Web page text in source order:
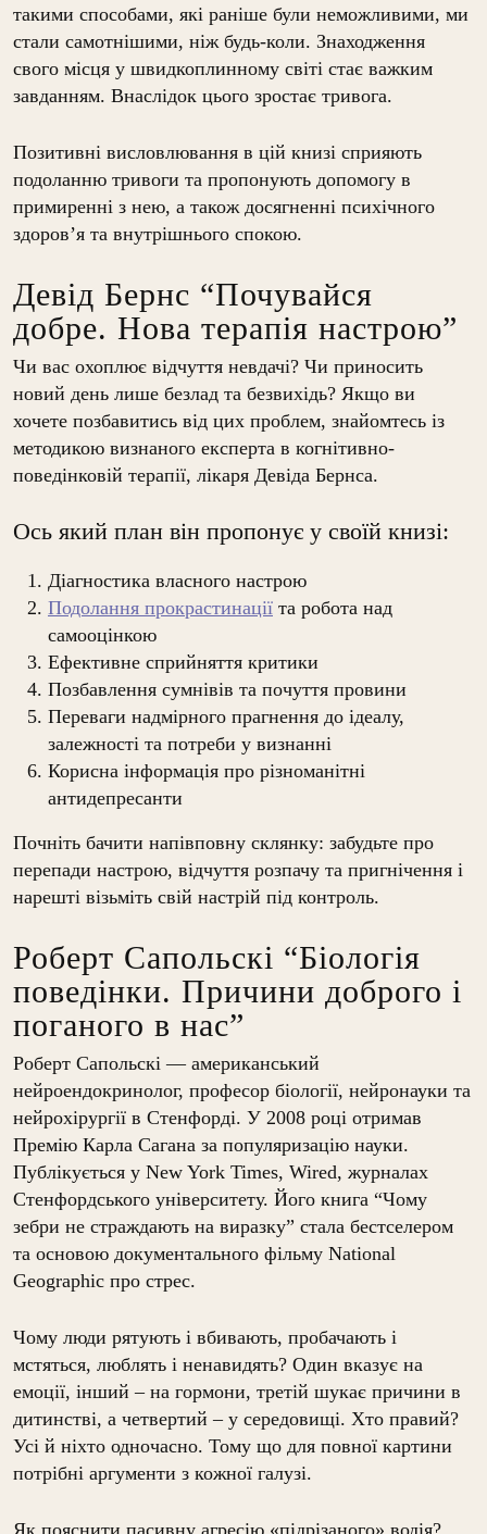
такими способами, які раніше були неможливими, ми
стали самотнішими, ніж будь-коли. Знаходження
свого місця у швидкоплинному світі стає важким
завданням. Внаслідок цього зростає тривога.
Позитивні висловлювання в цій книзі сприяють
подоланню тривоги та пропонують допомогу в
примиренні з нею, а також досягненні психічного
здоров’я та внутрішнього спокою.
Девід Бернс “Почувайся
добре. Нова терапія настрою”
Чи вас охоплює відчуття невдачі? Чи приносить
новий день лише безлад та безвихідь? Якщо ви
хочете позбавитись від цих проблем, знайомтесь із
методикою визнаного експерта в когнітивно-
поведінковій терапії, лікаря Девіда Бернса.
Ось який план він пропонує у своїй книзі:
Діагностика власного настрою
Подолання прокрастинації та робота над
самооцінкою
Ефективне сприйняття критики
Позбавлення сумнівів та почуття провини
Переваги надмірного прагнення до ідеалу,
залежності та потреби у визнанні
Корисна інформація про різноманітні
антидепресанти
Почніть бачити напівповну склянку: забудьте про
перепади настрою, відчуття розпачу та пригнічення і
нарешті візьміть свій настрій під контроль.
Роберт Сапольскі “Біологія
поведінки. Причини доброго і
поганого в нас”
Роберт Сапольскі — американський
нейроендокринолог, професор біології, нейронауки та
нейрохірургії в Стенфорді. У 2008 році отримав
Премію Карла Сагана за популяризацію науки.
Публікується у New York Times, Wired, журналах
Стенфордського університету. Його книга “Чому
зебри не страждають на виразку” стала бестселером
та основою документального фільму National
Geographic про стрес.
Чому люди рятують і вбивають, пробачають і
мстяться, люблять і ненавидять? Один вказує на
емоції, інший – на гормони, третій шукає причини в
дитинстві, а четвертий – у середовищі. Хто правий?
Усі й ніхто одночасно. Тому що для повної картини
потрібні аргументи з кожної галузі.
Як пояснити пасивну агресію «підрізаного» водія?